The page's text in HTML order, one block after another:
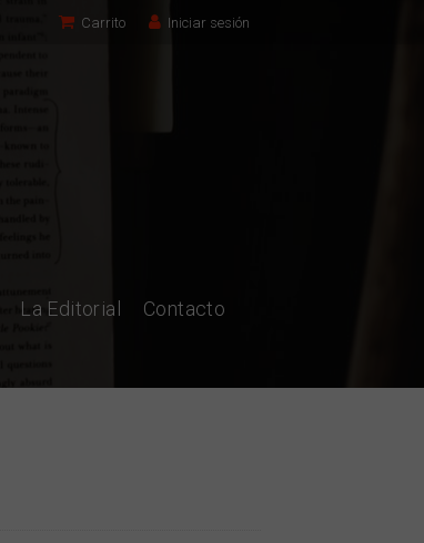
Carrito Iniciar sesión
La Editorial Contacto